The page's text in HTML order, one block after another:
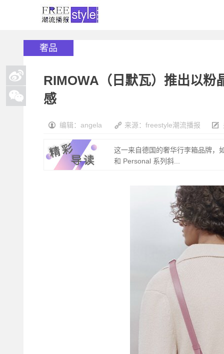
奢品
RIMOWA（日默瓦）推出以粉
感
编辑：angela 来源：freestyle潮流播报
这一来自德国的奢华行李箱品牌，
和 Personal 系列斜...